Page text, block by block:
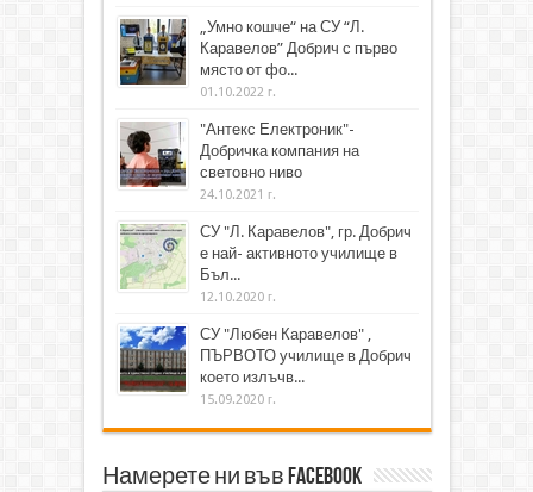
„Умно кошче“ на СУ “Л.
Каравелов” Добрич с първо
място от фо...
01.10.2022 г.
"Антекс Електроник"-
Добричка компания на
световно ниво
24.10.2021 г.
СУ "Л. Каравелов", гр. Добрич
е най- активното училище в
Бъл...
12.10.2020 г.
СУ "Любен Каравелов" ,
ПЪРВОТО училище в Добрич
което излъчв...
15.09.2020 г.
Намерете ни във Facebook